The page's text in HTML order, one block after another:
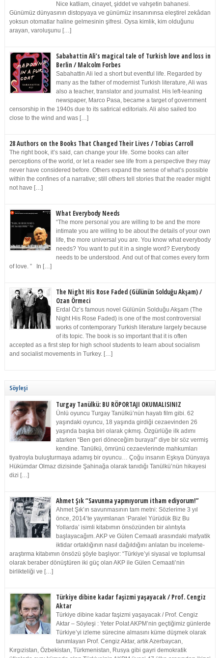
Nice katliam, cinayet, şiddet ve vahşetin bahanesi.
Günümüz dünyasının distopyaya ve günümüz insanınınsa eleştirel zekâdan
yoksun otomatlar haline gelmesinin şifresi. Oysa kimlik, kim olduğunu
arayan, varoluşunu […]
Sabahattin Ali’s magical tale of Turkish love and loss in
Berlin / Malcolm Forbes
Sabahattin Ali led a short but eventful life. Regarded by
many as the father of modernist Turkish literature, Ali was
also a teacher, translator and journalist. His left-leaning
newspaper, Marco Pasa, became a target of government
censorship in the 1940s due to its satirical editorials. Ali also sailed too
close to the wind and was […]
28 Authors on the Books That Changed Their Lives / Tobias Carroll
The right book, it’s said, can change your life. Some books can alter
perceptions of the world, or let a reader see life from a perspective they may
never have considered before. Others expand the sense of what’s possible
within the confines of a narrative; still others tell stories that the reader might
not have […]
What Everybody Needs
“The more personal you are willing to be and the more
intimate you are willing to be about the details of your own
life, the more universal you are. You know what everybody
needs? You want to put it in a single word? Everybody
needs to be understood. And out of that comes every form
of love. ” In […]
The Night His Rose Faded (Gülünün Solduğu Akşam) /
Ozan Örmeci
Erdal Öz’s famous novel Gülünün Solduğu Akşam (The
Night His Rose Faded) is one of the most controversial
works of contemporary Turkish literature largely because
of its topic. The book is so important that it is often
accepted as a first step for high school students to learn about socialism
and socialist movements in Turkey. […]
Söyleşi
Turgay Tanülkü: BU RÖPORTAJI OKUMALISINIZ
Ünlü oyuncu Turgay Tanülkü’nün hayatı film gibi. 62
yaşındaki oyuncu, 18 yaşında girdiği cezaevinden 26
yaşında başka biri olarak çıkmış. Özgürlüğe ilk adımı
atarken “Ben geri döneceğim buraya!” diye bir söz vermiş
kendine. Tanülkü, ömrünü cezaevlerinde mahkumları
tiyatroyla buluşturmaya adamış bir oyuncu… Çoğu insanın Eşkıya Dünyaya
Hükümdar Olmaz dizisinde Şahinağa olarak tanıdığı Tanülkü’nün hikayesi
dizi […]
Ahmet Şık “Savunma yapmıyorum itham ediyorum!”
Ahmet Şık’ın savunmasının tam metni: Sözlerime 3 yıl
önce, 2014’te yayımlanan ‘Paralel Yürüdük Biz Bu
Yollarda’ isimli kitabımın önsözünden bir alıntıyla
başlayacağım. AKP ve Gülen Cemaati arasındaki mafyatik
iktidar ortaklığının nasıl dağıldığını anlatan bu inceleme-
araştırma kitabımın önsözü şöyle başlıyor: “Türkiye’yi siyasal ve toplumsal
olarak beraber dönüştüren iki güç olan AKP ile Gülen Cemaati’nin
birlikteliği ve […]
Türkiye dibine kadar faşizmi yaşayacak / Prof. Cengiz
Aktar
Türkiye dibine kadar faşizmi yaşayacak / Prof. Cengiz
Aktar – Söyleşi : Yeter Polat AKPM’nin geçtiğimiz günlerde
Türkiye’yi izleme sürecine almasını küme düşmek olarak
tanımlayan Prof. Cengiz Aktar, artık Azerbaycan,
Kırgızistan, Özbekistan, Türkmenistan, Rusya gibi gayri demokratik